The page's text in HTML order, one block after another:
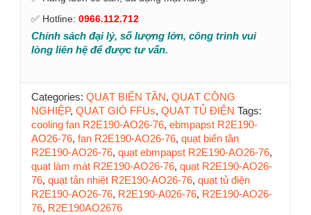
✅ Hotline: 0966.112.712
Chính sách đại lý, số lượng lớn, công trình vui
lòng liên hệ để được tư vấn.
Categories: QUẠT BIẾN TẦN, QUẠT CÔNG
NGHIỆP, QUẠT GIÓ FFUs, QUẠT TỦ ĐIỆN Tags:
cooling fan R2E190-AO26-76, ebmpapst R2E190-
AO26-76, fan R2E190-AO26-76, quạt biến tần
R2E190-AO26-76, quạt ebmpapst R2E190-AO26-76,
quạt làm mát R2E190-AO26-76, quạt R2E190-AO26-
76, quạt tản nhiệt R2E190-AO26-76, quạt tủ điện
R2E190-AO26-76, R2E190-A026-76, R2E190-AO26-
76, R2E190AO2676